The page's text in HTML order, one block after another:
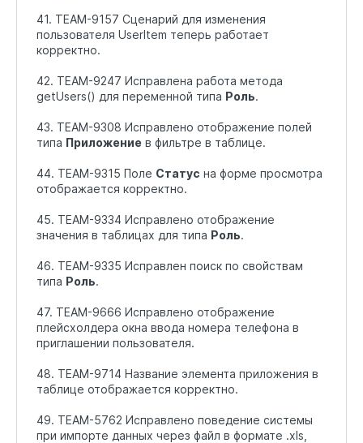
41. TEAM-9157 Сценарий для изменения
пользователя UserItem теперь работает
корректно.
42. TEAM-9247 Исправлена работа метода
getUsers() для переменной типа Роль.
43. TEAM-9308 Исправлено отображение полей
типа Приложение в фильтре в таблице.
44. TEAM-9315 Поле Статус на форме просмотра
отображается корректно.
45. TEAM-9334 Исправлено отображение
значения в таблицах для типа Роль.
46. TEAM-9335 Исправлен поиск по свойствам
типа Роль.
47. TEAM-9666 Исправлено отображение
плейсхолдера окна ввода номера телефона в
приглашении пользователя.
48. TEAM-9714 Название элемента приложения в
таблице отображается корректно.
49. TEAM-5762 Исправлено поведение системы
при импорте данных через файл в формате .xls,